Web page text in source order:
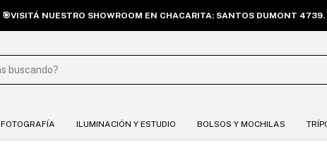
🎯VISITÁ NUESTRO SHOWROOM EN CHACARITA: SANTOS DUMONT 4739.
FOTOGRAFÍA ILUMINACIÓN Y ESTUDIO BOLSOS Y MOCHILAS